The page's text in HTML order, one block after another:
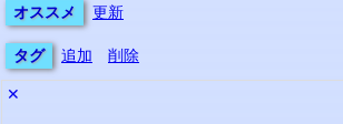
オススメ 更新
タグ 追加 削除
✕